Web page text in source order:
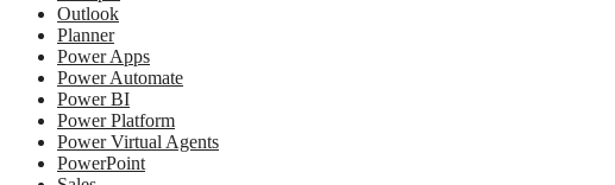
Outlook
Planner
Power Apps
Power Automate
Power BI
Power Platform
Power Virtual Agents
PowerPoint